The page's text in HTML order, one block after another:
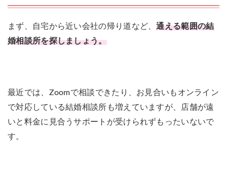
まず、自宅から近い会社の帰り道など、通える範囲の結
婚相談所を探しましょう。
最近では、Zoomで相談できたり、お見合いもオンライン
で対応している結婚相談所も増えていますが、店舗が遠
いと料金に見合うサポートが受けられずもったいないで
す。